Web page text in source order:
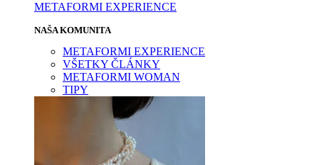
METAFORMI EXPERIENCE
NAŠA KOMUNITA
METAFORMI EXPERIENCE
VŠETKY ČLÁNKY
METAFORMI WOMAN
TIPY